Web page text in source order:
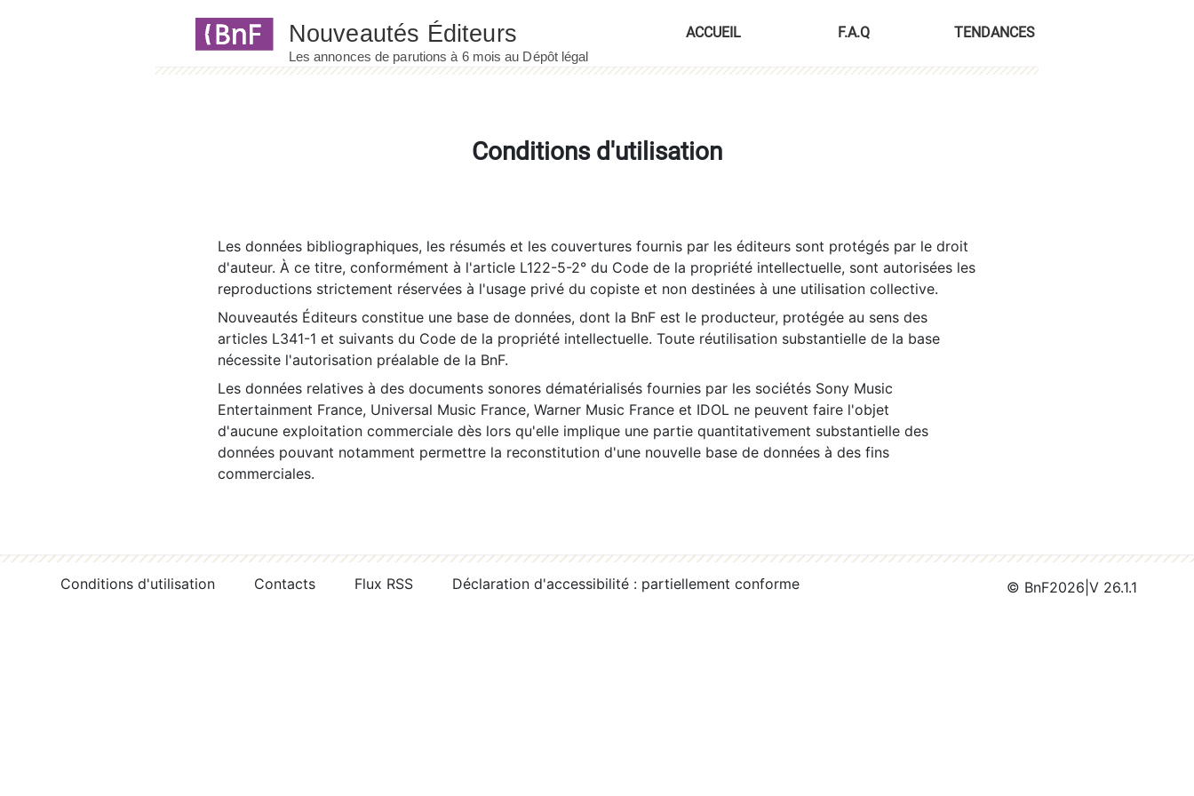
ACCUEIL F.A.Q TENDANCES
Conditions d'utilisation
Les données bibliographiques, les résumés et les couvertures fournis par les éditeurs sont protégés par le droit
d'auteur. À ce titre, conformément à l'article L122-5-2° du Code de la propriété intellectuelle, sont autorisées les
reproductions strictement réservées à l'usage privé du copiste et non destinées à une utilisation collective.
Nouveautés Éditeurs constitue une base de données, dont la BnF est le producteur, protégée au sens des
articles L341-1 et suivants du Code de la propriété intellectuelle. Toute réutilisation substantielle de la base
nécessite l'autorisation préalable de la BnF.
Les données relatives à des documents sonores dématérialisés fournies par les sociétés Sony Music
Entertainment France, Universal Music France, Warner Music France et IDOL ne peuvent faire l'objet
d'aucune exploitation commerciale dès lors qu'elle implique une partie quantitativement substantielle des
données pouvant notamment permettre la reconstitution d'une nouvelle base de données à des fins
commerciales.
Conditions d'utilisation Contacts Flux RSS Déclaration d'accessibilité : partiellement conforme © BnF2026 V 26.1.1